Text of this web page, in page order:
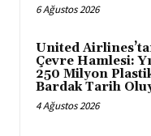
6 Ağustos 2026
United
Çevre Hamlesi:
250 Milyon
Bardak Tarih
4 Ağustos 2026